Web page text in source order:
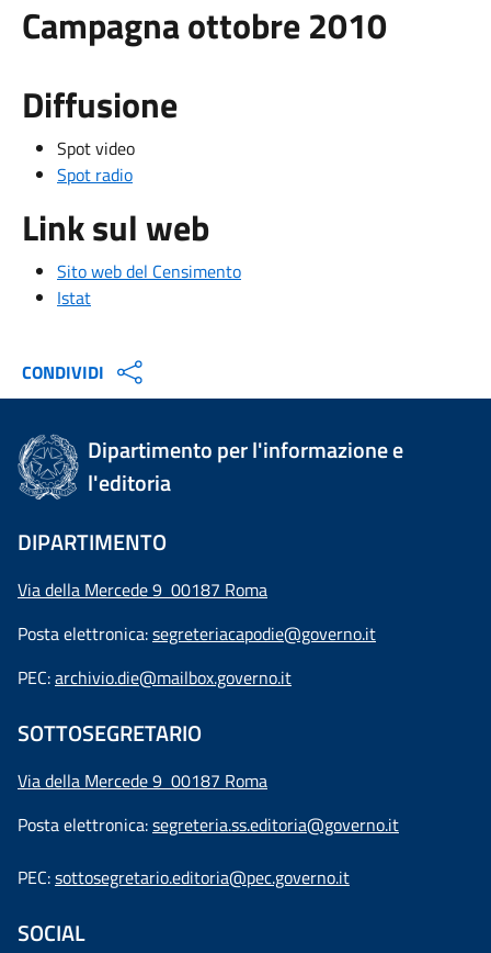
Campagna ottobre 2010
Diffusione
Spot video
Spot radio
Link sul web
Sito web del Censimento
Istat
CONDIVIDI
Dipartimento per l'informazione e
l'editoria
DIPARTIMENTO
Via della Mercede 9 00187 Roma
Posta elettronica:segreteriacapodie@governo.it
PEC:archivio.die@mailbox.governo.it
SOTTOSEGRETARIO
Via della Mercede 9 00187 Roma
Posta elettronica:segreteria.ss.editoria@governo.it
PEC:sottosegretario.editoria@pec.governo.it
SOCIAL